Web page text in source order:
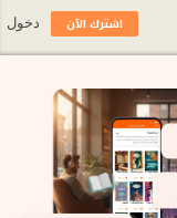
اشترك الآن دخول